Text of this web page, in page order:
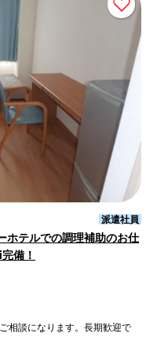
派遣社員
ホテルでの調理補助のお仕
備！
相談になります。長期歓迎で